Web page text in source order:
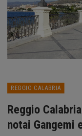
REGGIO CALABRIA
Reggio
notai Gangemi